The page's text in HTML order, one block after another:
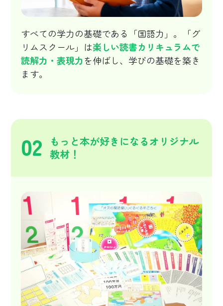
すべての学力の基礎である「国語力」。「グ
リムスクール」は楽しい読書カリキュラムで
読解力・表現力を伸ばし、学びの基礎を築き
ます。
02
もっと本が好きになるオリジナル
教材！